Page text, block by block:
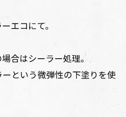
エコにて。
合はシーラー処理。
という微弾性の下塗りを使